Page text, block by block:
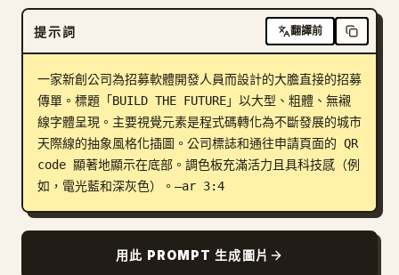
下載
部落格
更新
提示詞 翻譯前
一家新創公司為招募軟體開發人員而設計的大膽直接的招募
傳單。標題「BUILD THE FUTURE」以大型、粗體、無襯
線字體呈現。主要視覺元素是程式碼轉化為不斷發展的城市
天際線的抽象風格化插圖。公司標誌和通往申請頁面的 QR
code 顯著地顯示在底部。調色板充滿活力且具科技感（例
如，電光藍和深灰色）。–ar 3:4
用此 PROMPT 生成圖片